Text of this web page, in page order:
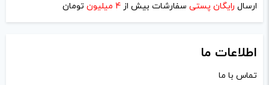
ارسال رایگان پستی سفارشات بیش از 4 میلیون تومان
اطلاعات ما
تماس با ما